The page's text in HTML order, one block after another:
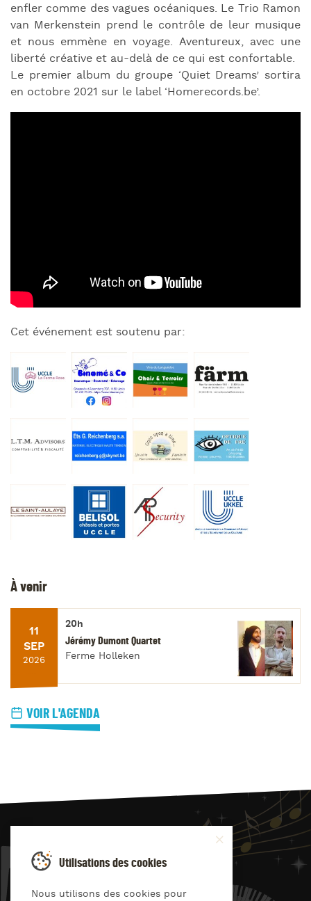
enfler comme des vagues océaniques. Le Trio Ramon
van Merkenstein prend le contrôle de leur musique
et nous emmène en voyage. Aventureux, avec une
liberté créative et au-delà de ce qui est confortable.
Le premier album du groupe ‘Quiet Dreams’ sortira
en octobre 2021 sur le label ‘Homerecords.be’.
Cet événement est soutenu par:
À venir
11
SEP
2026
20h
Jérémy Dumont Quartet
Ferme Holleken
VOIR L'AGENDA
JAZZ4
Utilisations des cookies
Nous utilisons des cookies pour